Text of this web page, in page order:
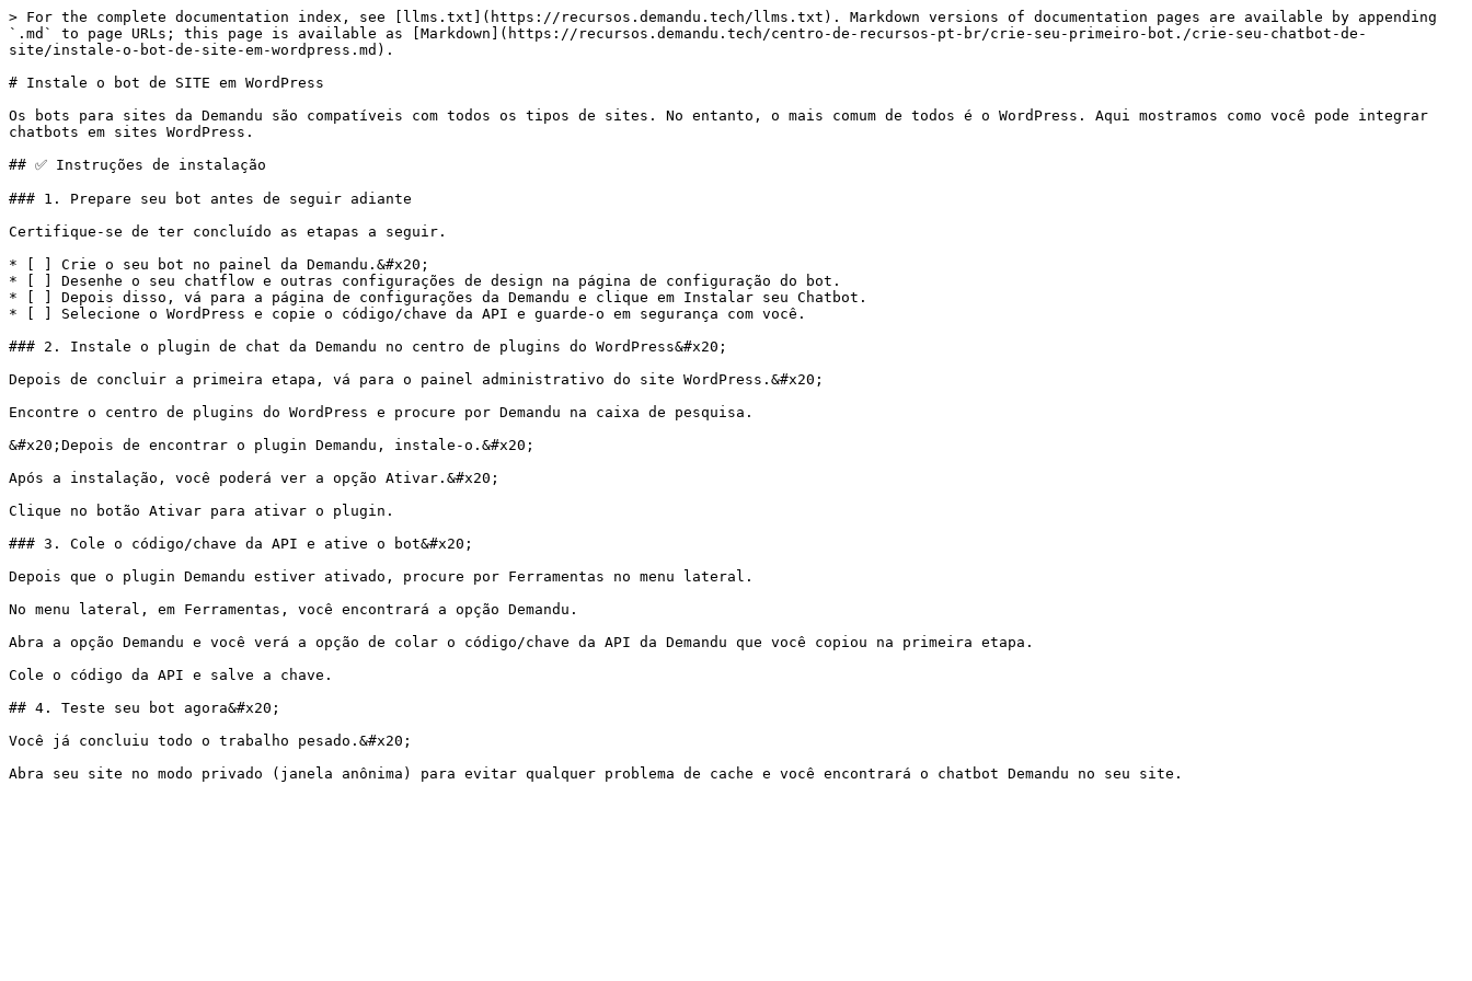
> For the complete documentation index, see [llms.txt](https://recursos.demandu.tech/llms.txt). Markdown versions of documentation pages are available by appending
`.md` to page URLs; this page is available as [Markdown](https://recursos.demandu.tech/centro-de-recursos-pt-br/crie-seu-primeiro-bot./crie-seu-chatbot-de-
site/instale-o-bot-de-site-em-wordpress.md).
# Instale o bot de SITE em WordPress
Os bots para sites da Demandu são compatíveis com todos os tipos de sites. No entanto, o mais comum de todos é o WordPress. Aqui mostramos como você pode integrar
chatbots em sites WordPress.
## ✅ Instruções de instalação
### 1. Prepare seu bot antes de seguir adiante
Certifique-se de ter concluído as etapas a seguir.
* [ ] Crie o seu bot no painel da Demandu.&#x20;
* [ ] Desenhe o seu chatflow e outras configurações de design na página de configuração do bot.
* [ ] Depois disso, vá para a página de configurações da Demandu e clique em Instalar seu Chatbot.
* [ ] Selecione o WordPress e copie o código/chave da API e guarde-o em segurança com você.
### 2. Instale o plugin de chat da Demandu no centro de plugins do WordPress&#x20;
Depois de concluir a primeira etapa, vá para o painel administrativo do site WordPress.&#x20;
Encontre o centro de plugins do WordPress e procure por Demandu na caixa de pesquisa.
&#x20;Depois de encontrar o plugin Demandu, instale-o.&#x20;
Após a instalação, você poderá ver a opção Ativar.&#x20;
Clique no botão Ativar para ativar o plugin.
### 3. Cole o código/chave da API e ative o bot&#x20;
Depois que o plugin Demandu estiver ativado, procure por Ferramentas no menu lateral.
No menu lateral, em Ferramentas, você encontrará a opção Demandu.
Abra a opção Demandu e você verá a opção de colar o código/chave da API da Demandu que você copiou na primeira etapa.
Cole o código da API e salve a chave.
## 4. Teste seu bot agora&#x20;
Você já concluiu todo o trabalho pesado.&#x20;